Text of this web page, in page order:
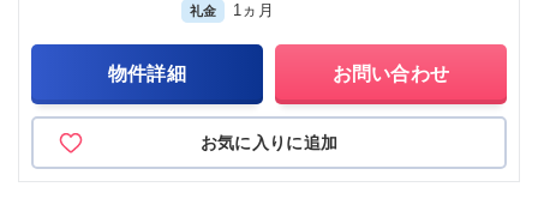
礼金 1ヵ月
物件詳細 お問い合わせ
お気に入りに追加